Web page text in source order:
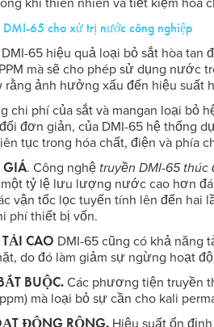
khí thiên nhiên và tiết kiệm hóa
65 cho xử trị nước công nghiệp
DMI-65 hiệu quả loại bỏ sắt hòa tan
mà sẽ cho phép sử dụng
rằng ảnh hưởng xấu đến hiệu suất
chi phí của sắt và mangan loại bỏ
đơn giản, của DMI-65 hệ thống
tục trong hóa chất, điện và phía
GIÁ. Công nghệ truyền DMI-65
tỷ lệ lưu lượng nước cao hơn
vận tốc lọc tuyến tính lên đến
phí thiết bị vốn.
CAO DMI-65 cũng có khả năng
do đó làm giảm sự ngừng hoạt
BUỘC. Các phương tiện truyền
mà loại bỏ sự cần cho kali
ĐỘNG RỘNG. Hiệu suất ổn